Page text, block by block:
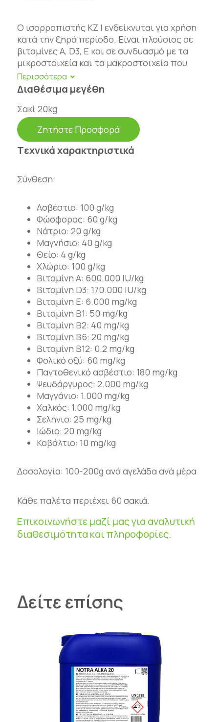
Ο ισορροπιστής KZ I ενδείκνυται για χρήση
κατά την ξηρά περίοδο. Είναι πλούσιος σε
βιταμίνες A, D3, E και σε συνδυασμό με τα
μικροστοιχεία και τα μακροστοιχεία που
περιέχει καλύπτει τις ανάγκες της μητέρας
και του αναπτυσσόμενου εμβρύου. Μειώνει
τον κίνδυνο υπασβεστιαιμίας και
προετοιμάζει το ζώο για την γαλακτική
περίοδο.
Διαθέσιμα μεγέθη
Σακί 20kg
Ζητήστε Προσφορά
Tεχνικά χαρακτηριστικά
Σύνθεση:
Ασβέστιο: 100 g/kg
Φώσφορος: 60 g/kg
Νάτριο: 20 g/kg
Μαγνήσιο: 40 g/kg
Θείο: 4 g/kg
Χλώριο: 100 g/kg
Βιταμίνη Α: 600.000 IU/kg
Βιταμίνη D3: 170.000 IU/kg
Βιταμίνη Ε: 6.000 mg/kg
Βιταμίνη B1: 50 mg/kg
Βιταμίνη B2: 40 mg/kg
Βιταμίνη B6: 20 mg/kg
Βιταμίνη B12: 0.2 mg/kg
Φολικό οξύ: 60 mg/kg
Παντοθενικό ασβέστιο: 180 mg/kg
Ψευδάργυρος: 2.000 mg/kg
Μαγγάνιο: 1.000 mg/kg
Χαλκός: 1.000 mg/kg
Σελήνιo: 25 mg/kg
Ιώδιο: 20 mg/kg
Κοβάλτιο: 10 mg/kg
Δοσολογία: 100-200g ανά αγελάδα ανά μέρα
Κάθε παλέτα περιέχει 60 σακιά.
Επικοινωνήστε μαζί μας για αναλυτική
διαθεσιμότητα και πληροφορίες.
Δείτε επίσης